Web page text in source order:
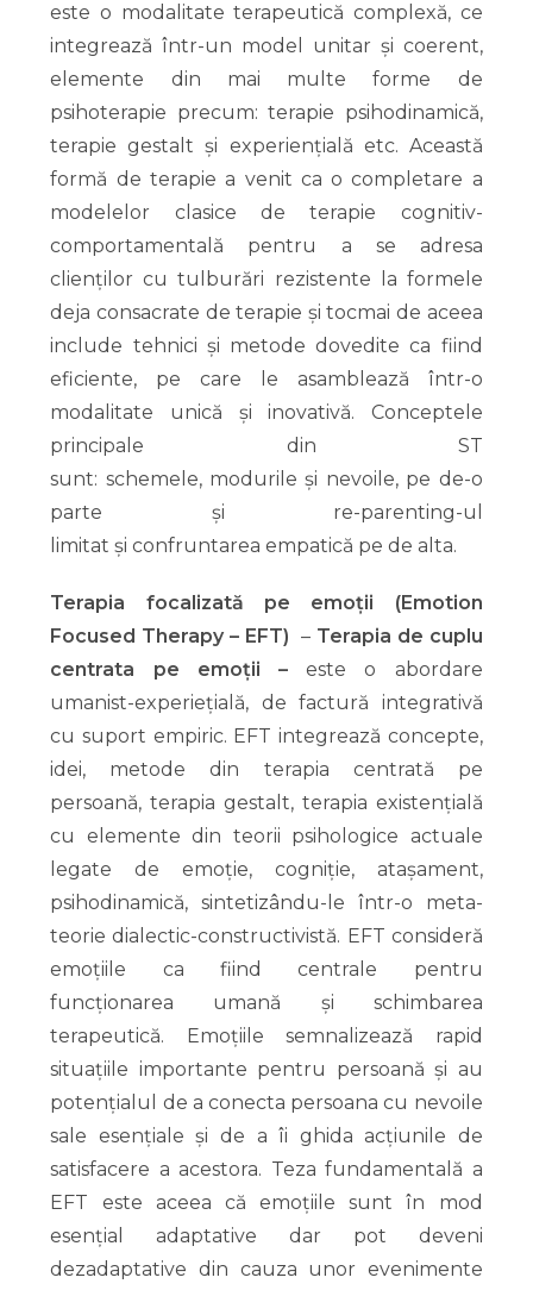
este o modalitate terapeutică complexă, ce
integrează într-un model unitar și coerent,
elemente din mai multe forme de
psihoterapie precum: terapie psihodinamică,
terapie gestalt și experiențială etc. Această
formă de terapie a venit ca o completare a
modelelor clasice de terapie cognitiv-
comportamentală pentru a se adresa
clienților cu tulburări rezistente la formele
deja consacrate de terapie și tocmai de aceea
include tehnici și metode dovedite ca fiind
eficiente, pe care le asamblează într-o
modalitate unică și inovativă. Conceptele
principale din ST
sunt: schemele, modurile și nevoile, pe de-o
parte și re-parenting-ul
limitat și confruntarea empatică pe de alta.
Terapia focalizată pe emoții (Emotion
Focused Therapy – EFT) – Terapia de cuplu
centrata pe emoții –este o abordare
umanist-experiețială, de factură integrativă
cu suport empiric. EFT integrează concepte,
idei, metode din terapia centrată pe
persoană, terapia gestalt, terapia existențială
cu elemente din teorii psihologice actuale
legate de emoție, cogniție, atașament,
psihodinamică, sintetizându-le într-o meta-
teorie dialectic-constructivistă. EFT consideră
emoțiile ca fiind centrale pentru
funcționarea umană și schimbarea
terapeutică. Emoțiile semnalizează rapid
situațiile importante pentru persoană și au
potențialul de a conecta persoana cu nevoile
sale esențiale și de a îi ghida acțiunile de
satisfacere a acestora. Teza fundamentală a
EFT este aceea că emoțiile sunt în mod
esențial adaptative dar pot deveni
dezadaptative din cauza unor evenimente